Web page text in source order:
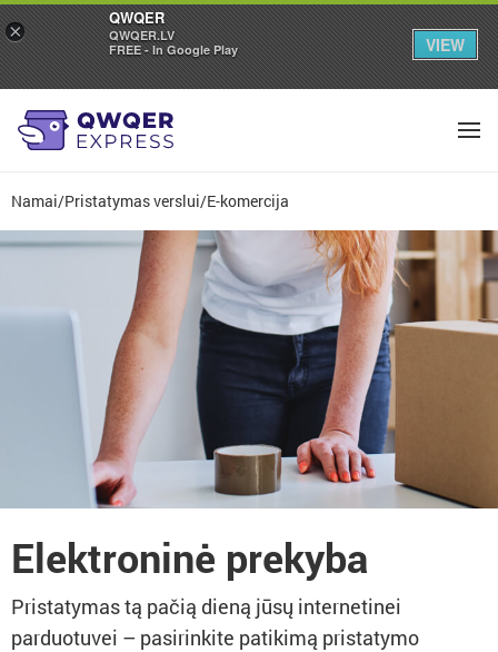
Namai/Pristatymas verslui/E-komercija
Elektroninė prekyba
Pristatymas tą pačią dieną jūsų internetinei
parduotuvei – pasirinkite patikimą pristatymo
×
QWQER
QWQER.LV
FREE - In Google Play
VIEW